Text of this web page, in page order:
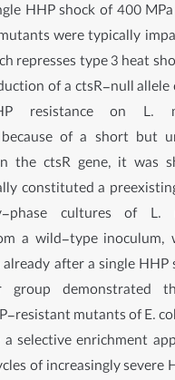
HHP shock of 400
were typically
represses type 3 heat
of a ctsR-null allele
resistance on L.
of a short but
the ctsR gene, it was
constituted a
phase cultures of L.
a wild-type inoculum,
after a single HHP
group demonstrated
resistant mutants of E.
selective enrichment
of increasingly severe